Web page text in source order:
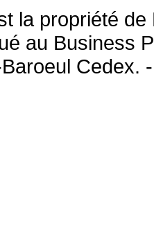
la propriété
au Business
Cedex.